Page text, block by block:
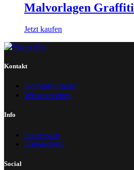
Malvorlagen Graffiti
Jetzt kaufen
Kontakt
Kontaktformular
Wissenswertes
Info
Impressum
Datenschutz
Social